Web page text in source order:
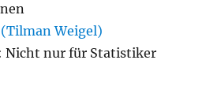
Weigel)
nur für Statistiker